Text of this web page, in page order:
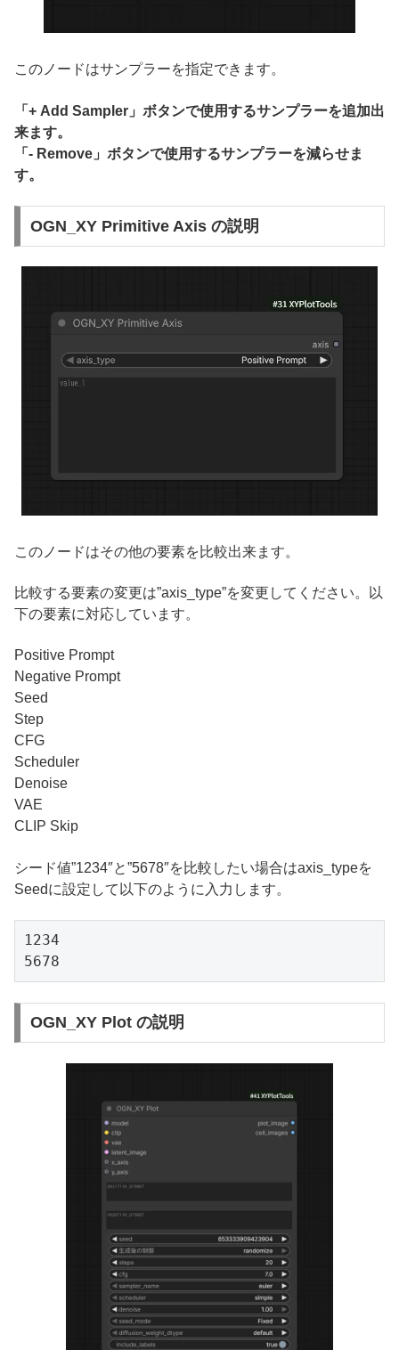
このノードはサンプラーを指定できます。
「+ Add Sampler」ボタンで使用するサンプラーを追加出
来ます。
「- Remove」ボタンで使用するサンプラーを減らせま
す。
OGN_XY Primitive Axis の説明
このノードはその他の要素を比較出来ます。
比較する要素の変更は”axis_type”を変更してください。以
下の要素に対応しています。
Positive Prompt
Negative Prompt
Seed
Step
CFG
Scheduler
Denoise
VAE
CLIP Skip
シード値”1234″と”5678″を比較したい場合はaxis_typeを
Seedに設定して以下のように入力します。
1234
5678
OGN_XY Plot の説明